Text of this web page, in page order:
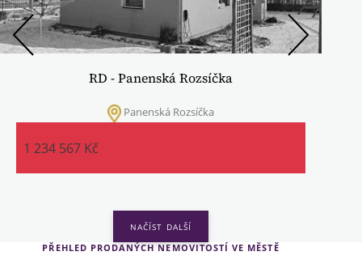
RD - Panenská Rozsíčka
Panenská Rozsíčka
1 234 567 Kč
PŘEHLED PRODANÝCH NEMOVITOSTÍ VE MĚSTĚ